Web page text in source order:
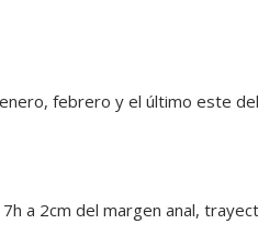
febrero y el último este
a 2cm del margen anal,